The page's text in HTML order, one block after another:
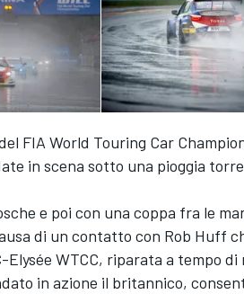
FIA World Touring Car
in scena sotto una pioggia
e poi con una coppa fra le
di un contatto con Rob Huff
WTCC, riparata a tempo di
in azione il britannico,